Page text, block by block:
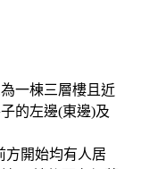
一棟三層樓且近
的左邊(東邊)及
方開始均有人居